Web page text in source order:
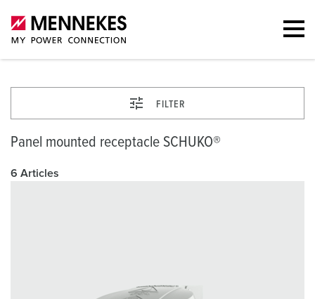
FILTER
Panel mounted receptacle SCHUKO®
6 Articles